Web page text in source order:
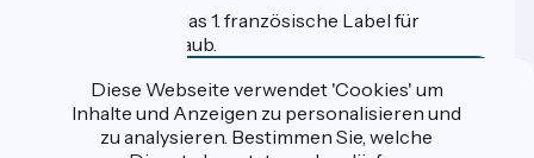
Accueil Vélo ist das 1. französische Label für
Radfahrer im Urlaub.
Mehr erfahren
Gefördert im Rahmen von Destination France
Diese Webseite verwendet 'Cookies' um
Inhalte und Anzeigen zu personalisieren und
zu analysieren. Bestimmen Sie, welche